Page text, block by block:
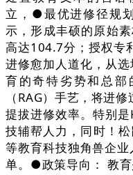
立，●最优进修径规
示，形成丰硕的原始
高达104.7分；授权专
进修愈加人道化，从
育的奇特劣势和总
（RAG）手艺，将进
提拔进修效率。特别
技辅帮人力，同时！
等教育科技独角兽企
单。●政策导向： 教